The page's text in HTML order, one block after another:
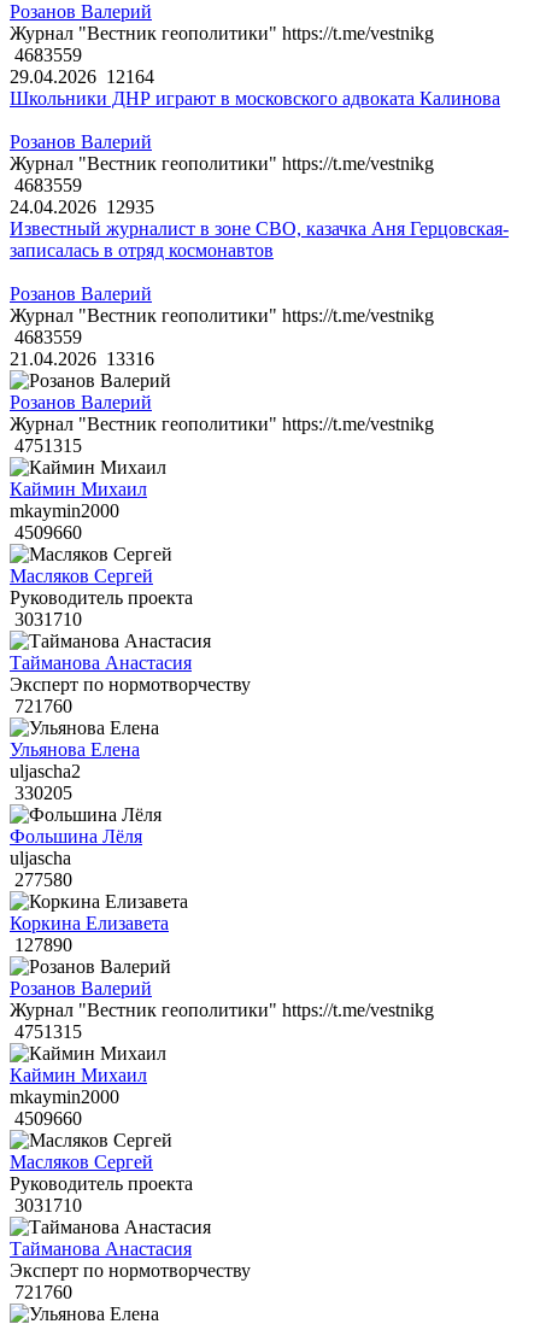
Розанов Валерий
Журнал "Вестник геополитики" https://t.me/vestnikg
4683559
29.04.2026 12164
Школьники ДНР играют в московского адвоката Калинова
Розанов Валерий
Журнал "Вестник геополитики" https://t.me/vestnikg
4683559
24.04.2026 12935
Известный журналист в зоне СВО, казачка Аня Герцовская-
записалась в отряд космонавтов
Розанов Валерий
Журнал "Вестник геополитики" https://t.me/vestnikg
4683559
21.04.2026 13316
Розанов Валерий
Журнал "Вестник геополитики" https://t.me/vestnikg
4751315
Каймин Михаил
mkaymin2000
4509660
Масляков Сергей
Руководитель проекта
3031710
Тайманова Анастасия
Эксперт по нормотворчеству
721760
Ульянова Елена
uljascha2
330205
Фольшина Лёля
uljascha
277580
Коркина Елизавета
127890
Розанов Валерий
Журнал "Вестник геополитики" https://t.me/vestnikg
4751315
Каймин Михаил
mkaymin2000
4509660
Масляков Сергей
Руководитель проекта
3031710
Тайманова Анастасия
Эксперт по нормотворчеству
721760